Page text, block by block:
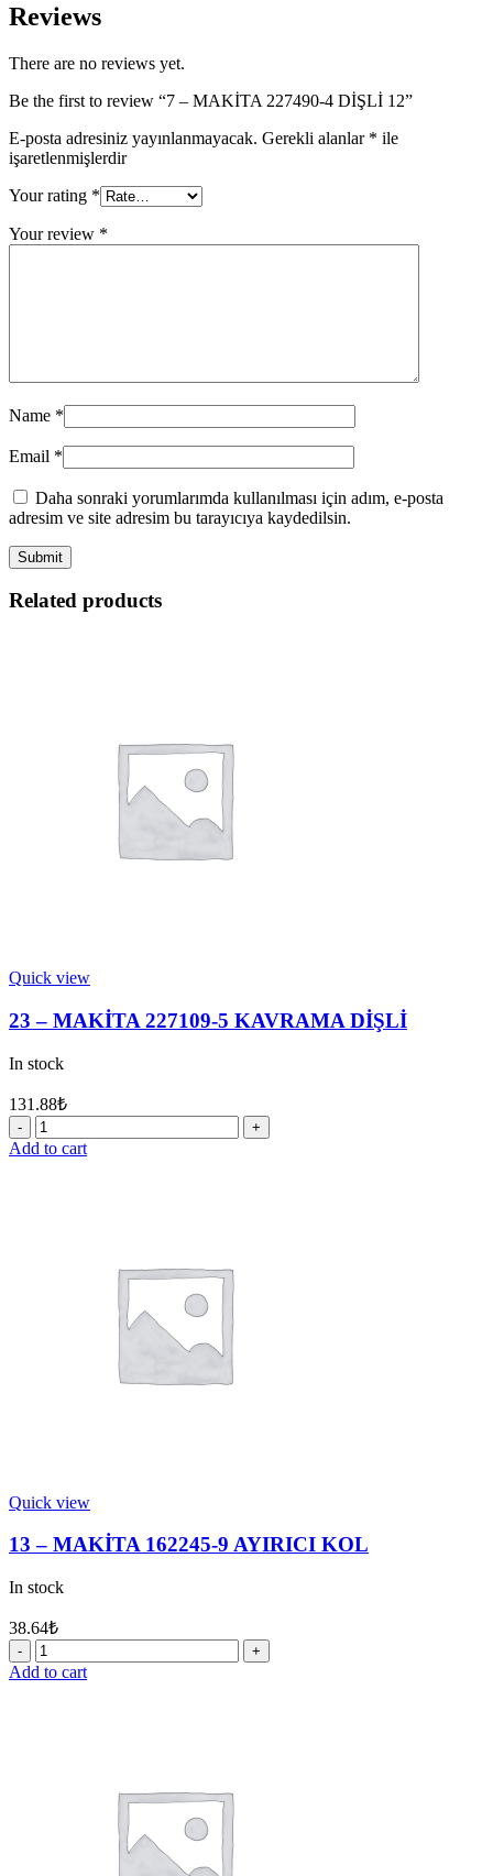
Reviews
There are no reviews yet.
Be the first to review “7 – MAKİTA 227490-4 DİŞLİ 12”
E-posta adresiniz yayınlanmayacak. Gerekli alanlar * ile
işaretlenmişlerdir
Your rating *
Your review *
Name *
Email *
Daha sonraki yorumlarımda kullanılması için adım, e-posta
adresim ve site adresim bu tarayıcıya kaydedilsin.
Related products
Quick view
23 – MAKİTA 227109-5 KAVRAMA DİŞLİ
In stock
131.88₺
23
-
Add to cart
Quick view
13 – MAKİTA 162245-9 AYIRICI KOL
In stock
38.64₺
13
-
Add to cart